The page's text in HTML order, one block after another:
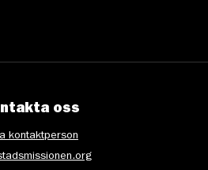
oss
kontaktperson